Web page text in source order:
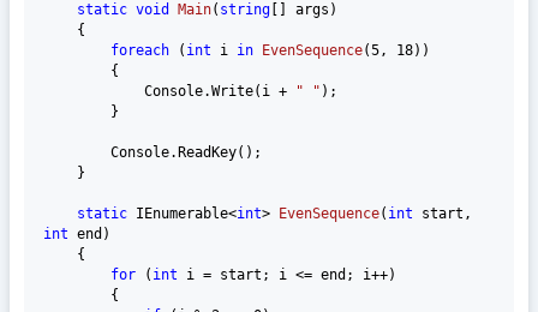
static void Main( string [] args )
foreach ( int i in EvenSequence(5, 18))
            Console.Write(i +
" " );
static IEnumerable<int> EvenSequence( int
int end )
for ( int i = start; i <= end; i++)